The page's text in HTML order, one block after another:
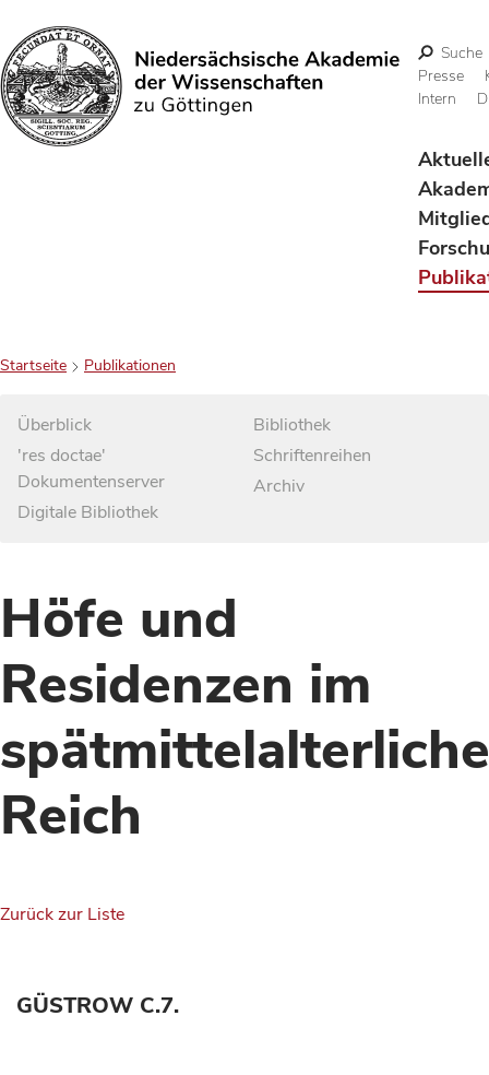
Suchen
Suche
Presse
Intern
Startseite Publikationen
Überblick
'res doctae'
Dokumentenserver
Digitale Bibliothek
Bibliothek
Schriftenreihen
Archiv
Höfe und
Residenzen im
Reich
Zurück zur Liste
GÜSTROW C.7.